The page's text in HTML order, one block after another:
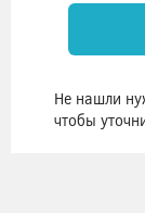
Не нашли
чтобы